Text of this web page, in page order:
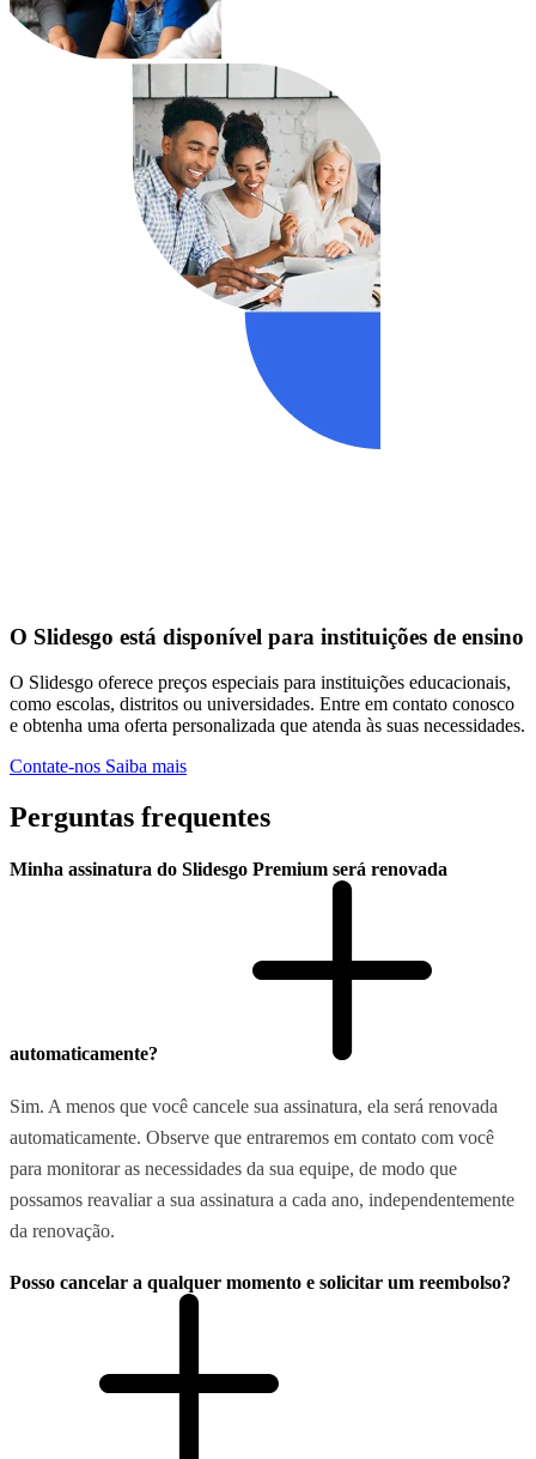
O Slidesgo está disponível para instituições de ensino
O Slidesgo oferece preços especiais para instituições educacionais,
como escolas, distritos ou universidades. Entre em contato conosco
e obtenha uma oferta personalizada que atenda às suas necessidades.
Contate-nos Saiba mais
Perguntas frequentes
Minha assinatura do Slidesgo Premium será renovada
automaticamente?
Sim. A menos que você cancele sua assinatura, ela será renovada
automaticamente. Observe que entraremos em contato com você
para monitorar as necessidades da sua equipe, de modo que
possamos reavaliar a sua assinatura a cada ano, independentemente
da renovação.
Posso cancelar a qualquer momento e solicitar um reembolso?